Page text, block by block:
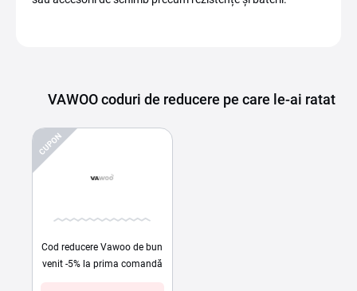
VAWOO coduri de reducere pe care le-ai ratat
CUPON
Cod reducere Vawoo de bun
venit -5% la prima comandă